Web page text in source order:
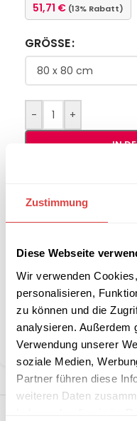
Zustimmung
Diese Webseite
Wir verwenden
personalisieren,
zu können und die
analysieren. Außerdem
Verwendung unserer
soziale Medien,
Partner führen diese
weiteren Daten
51,71 € (13% Rabatt)
GRÖSSE
- +
IN
größeren
Stückzahlen?
Artikelnummer:Pabloq
Kategorien:
Schlagwort: Rabatt
Marke:
Gastro Uzal
Teilen: